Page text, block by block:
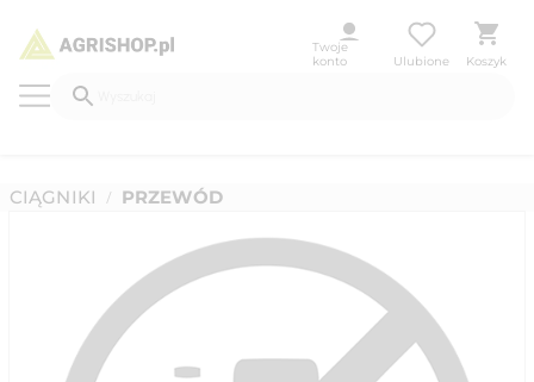
Twoje
konto
Ulubione Koszyk
CIĄGNIKI / PRZEWÓD